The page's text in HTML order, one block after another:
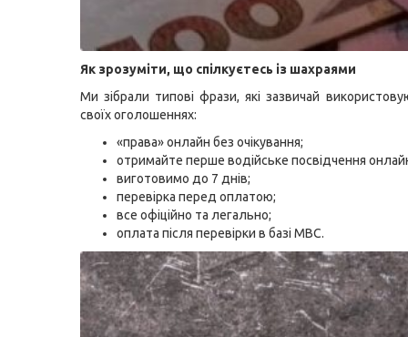
Як зрозуміти, що спілкуєтесь із шахраями
Ми зібрали типові фрази, які зазвичай
своїх оголошеннях:
«права» онлайн без очікування;
отримайте перше водійське посвідчення
виготовимо до 7 днів;
перевірка перед оплатою;
все офіційно та легально;
оплата після перевірки в базі МВС.